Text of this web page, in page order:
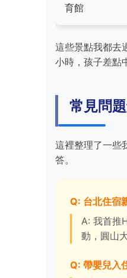
育館
這些景點我都去
小時，孩子差點
常見問
這裡整理了一些
答。
Q: 台北住宿
A: 我首推
動，圓山
Q: 帶嬰兒入